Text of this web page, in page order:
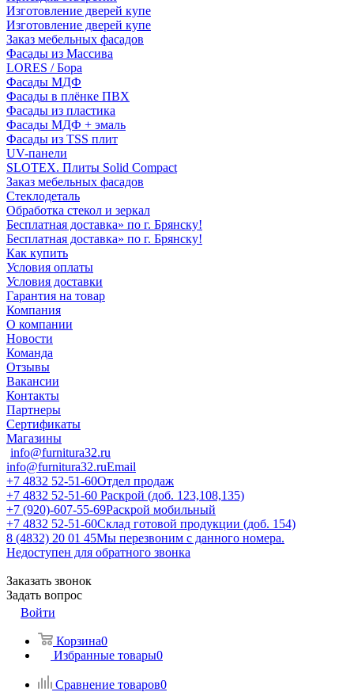
Изготовление дверей купе
Изготовление дверей купе
Заказ мебельных фасадов
Фасады из Массива
LORES / Бора
Фасады МДФ
Фасады в плёнке ПВХ
Фасады из пластика
Фасады МДФ + эмаль
Фасады из TSS плит
UV-панели
SLOTEX. Плиты Solid Compact
Заказ мебельных фасадов
Стеклодеталь
Обработка стекол и зеркал
Бесплатная доставка» по г. Брянску!
Бесплатная доставка» по г. Брянску!
Как купить
Условия оплаты
Условия доставки
Гарантия на товар
Компания
О компании
Новости
Команда
Отзывы
Вакансии
Контакты
Партнеры
Сертификаты
Магазины
info@furnitura32.ru
info@furnitura32.ruEmail
+7 4832 52-51-60Отдел продаж
+7 4832 52-51-60 Раскрой (доб. 123,108,135)
+7 (920)-607-55-69Раскрой мобильный
+7 4832 52-51-60Склад готовой продукции (доб. 154)
8 (4832) 20 01 45Мы перезвоним с данного номера.
Недоступен для обратного звонка
Заказать звонок
Задать вопрос
Войти
Корзина0
Избранные товары0
Сравнение товаров0